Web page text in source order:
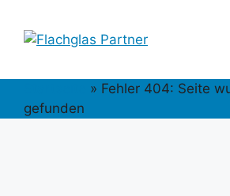
Inhalt
springen
» Fehler 404: Seite
gefunden